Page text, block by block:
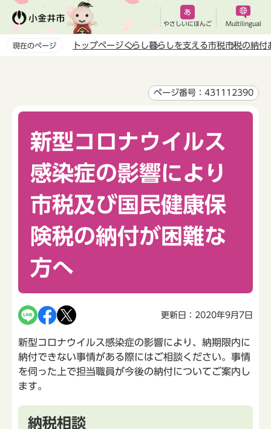
ペ
やさしいにほんご Multilingual
現在のページ トップページくらし暮らしを支える市税市税の納付
ページ番号：431112390
新型コロナウイルス
感染症の影響により
市税及び国民健康保
険税の納付が困難な
方へ
更新日：2020年9月7日
新型コロナウイルス感染症の影響により、納期限内に
納付できない事情がある際にはご相談ください。事情
を伺った上で担当職員が今後の納付についてご案内し
ます。
納税相談